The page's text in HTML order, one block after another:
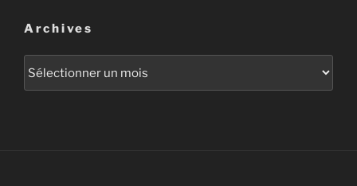
Archives